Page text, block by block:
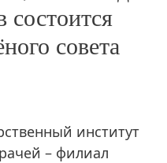
состоится
совета
институт
– филиал